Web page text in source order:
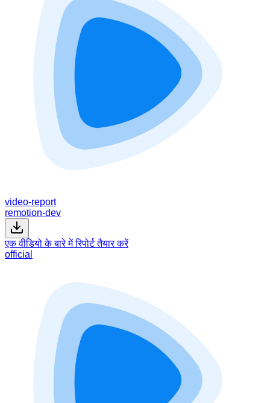
video-report
remotion-dev
एक वीडियो के बारे में रिपोर्ट तैयार करें
official